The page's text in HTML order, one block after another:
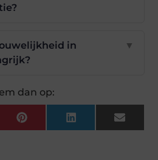
in
▼
dan op:
PinterestLinkedIn Email